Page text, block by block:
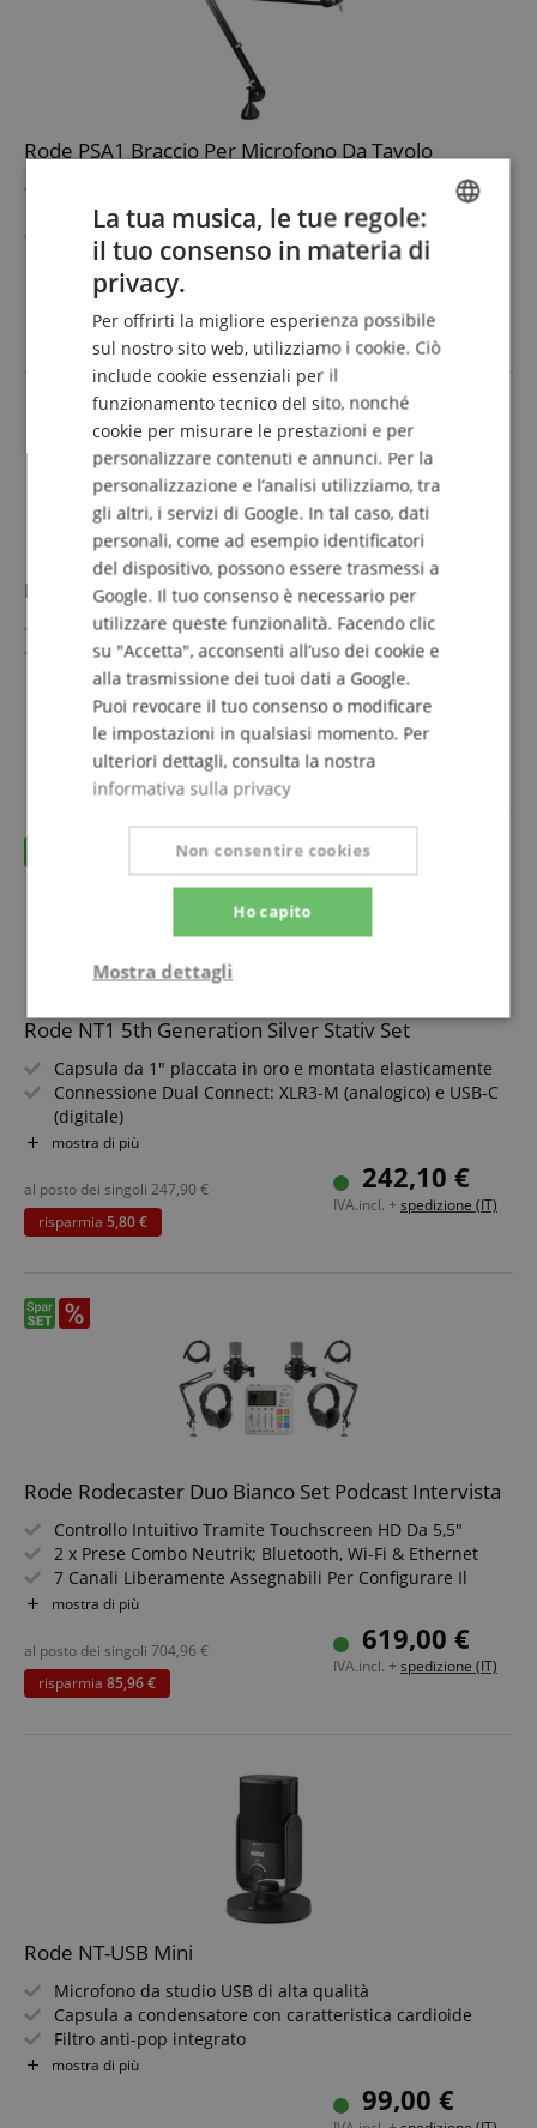
Rode PSA1 Braccio Per Microfono Da Tavolo
Supporto a braccio articolato nero per montaggio su
tavolo
82 cm di portata orizzontale
84 cm di portata verticale
Morsetto per scrivania per piani fino a 55 mm di
Include clip per cavi
mostra di più
IVA.incl. +spedizione (IT)
Rode PodMic USB Bianco
Perfettamente ottimizzato per RØDECaster Pro & Pro II
Gamma di frequenza: 50 - 14.000 Hz, sensibilità: 1,6
mV/Pa
Capsula cardioide sospesa elasticamente, filtro anti-pop
interno
Griglia di acciaio inox (a doppio strato), supporto snodato
integrato
Impedenza di uscita: 320 Ohm, connessione: XLR (3 poli)
Include cavo USB-C da 3 m e filtro anti-pop rimovibile
mostra di più
215,00 €
IVA.incl. +
Rode NT1 5th Generation Silver Stativ Set
Capsula da 1" placcata in oro e montata elasticamente
Connessione Dual Connect: XLR3-M (analogico) e USB-C
(digitale)
Risposta in frequenza: 20 Hz - 20 kHz
Conversione A/D ad alta risoluzione: fino a 192 kHz di
campionamento
DSP integrato con filtro passa-alto, noise gate,
compressore e Aphex
Set risparmio incluso con supporto microfono
mostra di più
242,10 €
IVA.incl. + spedizione (IT)
al posto dei singoli 247,90 €
risparmia 5,80 €
Rode Rodecaster Duo Bianco Set Podcast Intervista
Controllo Intuitivo Tramite Touchscreen HD Da 5,5"
2 x Prese Combo Neutrik; Bluetooth, Wi-Fi & Ethernet
7 Canali Liberamente Assegnabili Per Configurare Il
Mixer A Piacimento
Registrazione Stereo & Multitraccia Su microSD,
Memoria USB O Computer
2 x USB Per Collegare Contemporaneamente 2 Computer
O Dispositivi Mobili
mostra di più
619,00 €
IVA.incl. + spedizione (IT)
al posto dei singoli 704,96 €
risparmia 85,96 €
Rode NT-USB Mini
Microfono da studio USB di alta qualità
Capsula a condensatore con caratteristica cardioide
Filtro anti-pop integrato
Interfaccia audio integrata con connessione USB-C
Class Compliant - riconosciuto immediatamente dal
mostra di più
99,00 €
ENGLISH
ITALIAN
SPANISH
La tua musica, le tue regole:
il tuo consenso in materia di
privacy.
Per offrirti la migliore esperienza possibile
sul nostro sito web, utilizziamo i cookie. Ciò
include cookie essenziali per il
funzionamento tecnico del sito, nonché
cookie per misurare le prestazioni e per
personalizzare contenuti e annunci. Per la
personalizzazione e l’analisi utilizziamo, tra
gli altri, i servizi di Google. In tal caso, dati
personali, come ad esempio identificatori
del dispositivo, possono essere trasmessi a
Google. Il tuo consenso è necessario per
utilizzare queste funzionalità. Facendo clic
su "Accetta", acconsenti all’uso dei cookie e
alla trasmissione dei tuoi dati a Google.
Puoi revocare il tuo consenso o modificare
le impostazioni in qualsiasi momento. Per
ulteriori dettagli, consulta la nostra
informativa sulla privacy
Ho capito
Non consentire cookies
Mostra dettagli
Strettamente
necessario
Prestazione
Targeting
Funzionalità Non classificati
I cookie strettamente necessari consentono
funzionalità del sito Web principale come l'accesso
degli utenti e la gestione dell'account. Il sito Web
CrossDomainCookieScriptConsent_389
.crossdomain.cookie-
script.com
sid_key
CookieScript
.kirstein.it
sid
Google Privacy Policy